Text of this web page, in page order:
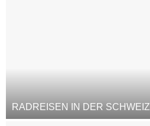
RADREISEN IN DER SCHWEIZ